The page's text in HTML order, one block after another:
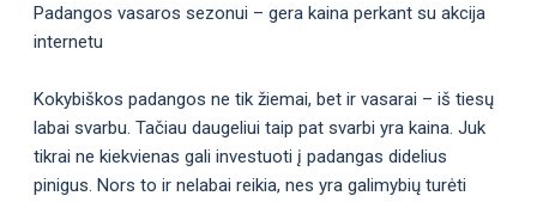
Padangos vasaros sezonui – gera kaina perkant su akcija
internetu
Kokybiškos padangos ne tik žiemai, bet ir vasarai – iš tiesų
labai svarbu. Tačiau daugeliui taip pat svarbi yra kaina. Juk
tikrai ne kiekvienas gali investuoti į padangas didelius
pinigus. Nors to ir nelabai reikia, nes yra galimybių turėti